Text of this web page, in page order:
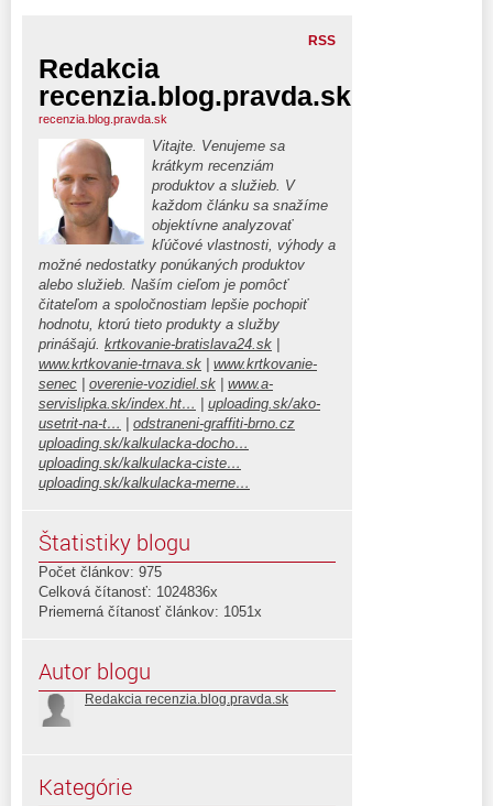
RSS
Redakcia
recenzia.blog.pravda.sk
recenzia.blog.pravda.sk
Vitajte. Venujeme sa
krátkym recenziám
produktov a služieb. V
každom článku sa snažíme
objektívne analyzovať
kľúčové vlastnosti, výhody a
možné nedostatky ponúkaných produktov
alebo služieb. Naším cieľom je pomôcť
čitateľom a spoločnostiam lepšie pochopiť
hodnotu, ktorú tieto produkty a služby
prinášajú. krtkovanie-bratislava24.sk
www.krtkovanie-trnava.sk
www.krtkovanie-
senec
overenie-vozidiel.sk
www.a-
servislipka.sk/index.ht…
uploading.sk/ako-
usetrit-na-t…
odstraneni-graffiti-brno.cz
uploading.sk/kalkulacka-docho…
uploading.sk/kalkulacka-ciste…
uploading.sk/kalkulacka-merne…
Štatistiky blogu
Počet článkov: 975
Celková čítanosť: 1024836x
Priemerná čítanosť článkov: 1051x
Autor blogu
Redakcia recenzia.blog.pravda.sk
Kategórie